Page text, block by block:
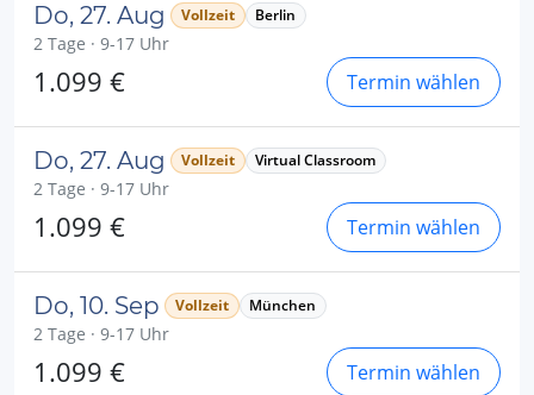
Do, 27. Aug Vollzeit Berlin
2 Tage · 9-17 Uhr
1.099 € Termin wählen
Do, 27. Aug Vollzeit Virtual Classroom
2 Tage · 9-17 Uhr
1.099 € Termin wählen
Do, 10. Sep Vollzeit München
2 Tage · 9-17 Uhr
1.099 € Termin wählen